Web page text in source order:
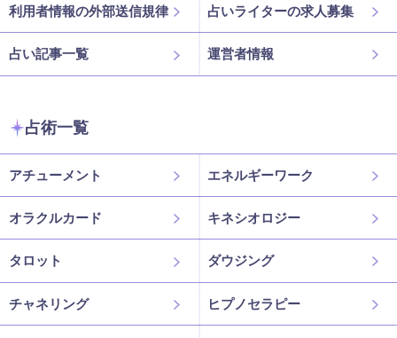
利用者情報の外部送信規律 占いライターの求人募集
占い記事一覧 運営者情報
占術一覧
アチューメント エネルギーワーク
オラクルカード キネシオロジー
タロット ダウジング
チャネリング ヒプノセラピー